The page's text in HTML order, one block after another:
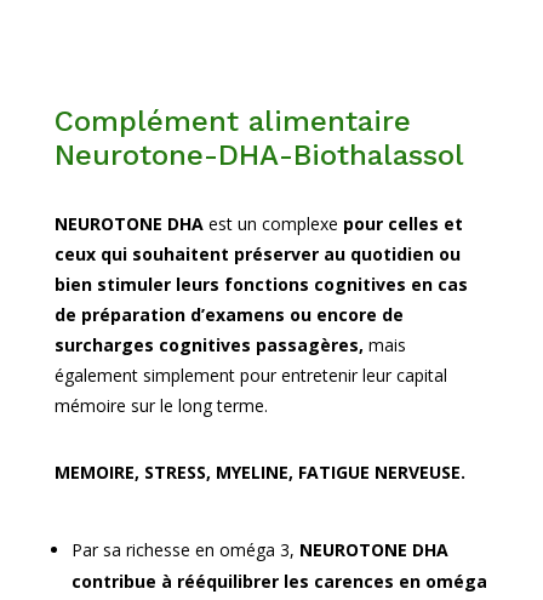
Complément alimentaire
Neurotone-DHA-Biothalassol
NEUROTONE DHA est un complexe pour celles et
ceux qui souhaitent préserver au quotidien ou
bien stimuler leurs fonctions cognitives en cas
de préparation d’examens ou encore de
surcharges cognitives passagères, mais
également simplement pour entretenir leur capital
mémoire sur le long terme.
MEMOIRE, STRESS, MYELINE, FATIGUE NERVEUSE.
Par sa richesse en oméga 3, NEUROTONE DHA
contribue à rééquilibrer les carences en oméga